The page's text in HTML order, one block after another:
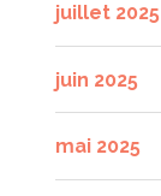
juillet 2025
juin 2025
mai 2025